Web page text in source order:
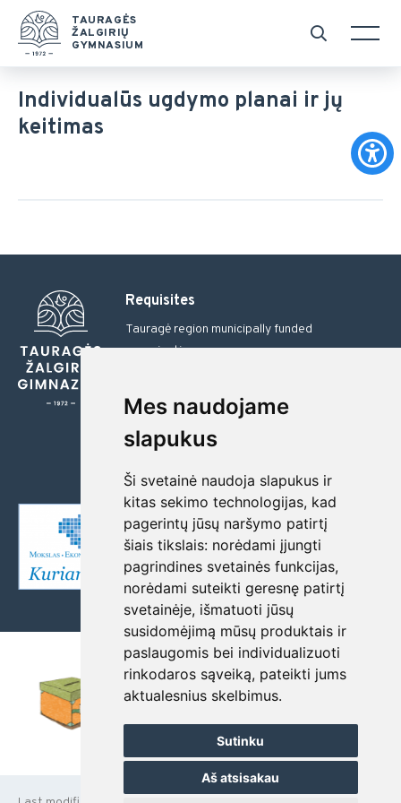
Mes naudojame
slapukus
Ši svetainė naudoja slapukus ir
kitas sekimo technologijas, kad
pagerintų jūsų naršymo patirtį
šiais tikslais: norėdami įjungti
pagrindines svetainės funkcijas,
norėdami suteikti geresnę patirtį
svetainėje, išmatuoti jūsų
susidomėjimą mūsų produktais ir
paslaugomis bei individualizuoti
rinkodaros sąveiką, pateikti jums
aktualesnius skelbimus.
Sutinku
Aš atsisakau
TAURAGĖS
ŽALGIRIŲ
GYMNASIUM
Individualūs ugdymo planai ir jų
keitimas
Requisites
Tauragė region municipally funded
organization
Tel.: 8 446 57703, 8 446 57705
E-mail: zalgiriai@gmail.com
Data are collected and stored in the Register